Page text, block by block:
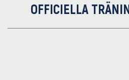
OFFICIELLA